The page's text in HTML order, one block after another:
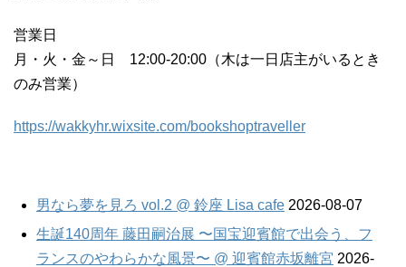
営業日
月・火・金～日 12:00-20:00（木は一日店主がいるとき
のみ営業）
https://wakkyhr.wixsite.com/bookshoptraveller
男なら夢を見ろ vol.2 @ 鈴座 Lisa cafe 2026-08-07
生誕140周年 藤田嗣治展 〜国宝迎賓館で出会う、フ
ランスのやわらかな風景〜 @ 迎賓館赤坂離宮 2026-